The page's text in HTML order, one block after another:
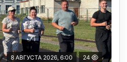
8 АВГУСТА 2026, 6:00 24